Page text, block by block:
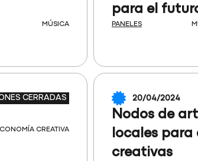
MÚSICA
para el
PANELES
CERRADAS
CREATIVA
20/04/2024
Nodos de
locales para
creativas